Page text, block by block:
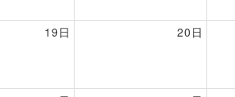
19日 20日